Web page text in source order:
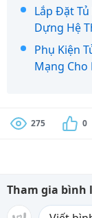
Lắp Đặt
Dựng Hệ
Phụ Kiện
Mạng
275 0
Tham gia bình